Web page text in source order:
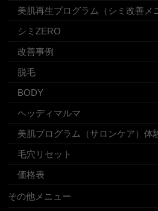
美肌再生プログラム（シミ改善メ
シミZERO
改善事例
脱毛
BODY
ヘッディマルマ
美肌プログラム（サロンケア）体
毛穴リセット
価格表
その他メニュー